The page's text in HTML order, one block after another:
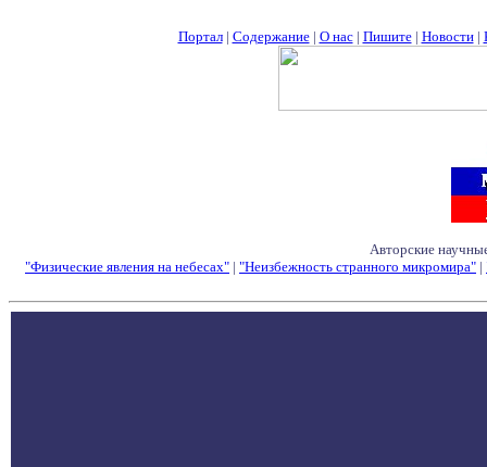
Портал| Содержание| О нас| Пишите| Новости|
Авторские
"Физические явления на небесах" | "Неизбежность странного микромира" |